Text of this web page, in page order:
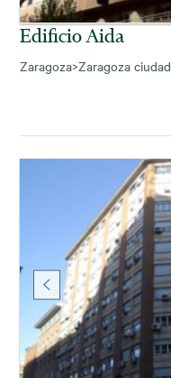
Edificio Aida
Zaragoza>Zaragoza ciudad